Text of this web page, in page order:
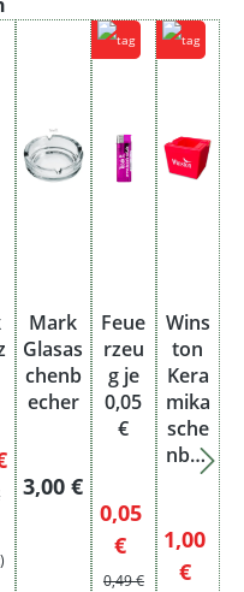
Preis:
Mark
Glasas
chenb
echer
Regulärer Preis:
3,00 €
Feue
rzeu
g je
0,05
€
Verkaufspreis:
0,05
€
Regulärer Preis:
0,49 €
Wins
ton
Kera
mika
sche
nbec
her
recht
eckig
1,00
€